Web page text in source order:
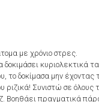
με χρόνιο στρες.
κυριολεκτικά
το δοκίμασα μην έχοντας
ριζικά! Συνιστώ σε
Βοηθάει πραγματικά